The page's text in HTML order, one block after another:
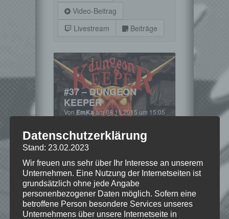
Video-Beitrag
Livestream
Beiträge
#37 – DUNGEON
KEEPER
Von EmKaam 08.11.2015 um 15:05
VIDEO-BEITRAG
RETRO-SONNTAG
Spiel-Details zu:
Dungeon Keeper
Datenschutzerklärung
Stand: 23.02.2023
Wir freuen uns sehr über Ihr Interesse an unserem
Unternehmen. Eine Nutzung der Internetseiten ist
grundsätzlich ohne jede Angabe
personenbezogener Daten möglich. Sofern eine
betroffene Person besondere Services unseres
Unternehmens über unsere Internetseite in